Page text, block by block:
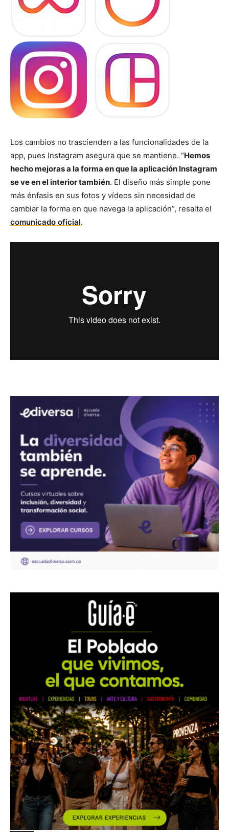
Los cambios no trascienden a las funcionalidades de la
app, pues Instagram asegura que se mantiene. “Hemos
hecho mejoras a la forma en que la aplicación Instagram
se ve en el interior también. El diseño más simple pone
más énfasis en sus fotos y vídeos sin necesidad de
cambiar la forma en que navega la aplicación”, resalta el
comunicado oficial.